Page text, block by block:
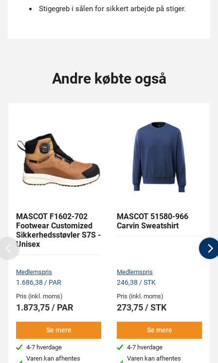
Stigegreb i sålen for sikkert arbejde på stiger.
Andre købte også
MASCOT F1602-702
Footwear Customized
Sikkerhedsstøvler S7S -
Unisex
Medlemspris
1.686,38 / PAR
Pris (inkl. moms)
1.873,75 / PAR
Se mere
4-7 hverdage
Varen kan afhentes
MASCOT 51580-966
Carvin Sweatshirt
Medlemspris
246,38 / STK
Pris (inkl. moms)
273,75 / STK
Se mere
4-7 hverdage
Varen kan afhentes
Previous